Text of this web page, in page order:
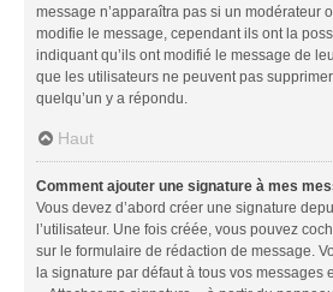
message n’apparaîtra pas si un modérateur
modifie le message, cependant ils ont la
indiquant qu’ils ont modifié le message de
que les utilisateurs ne peuvent pas
quelqu’un y a répondu.
Haut
Comment ajouter une signature à mes
Vous devez d’abord créer une signature
l’utilisateur. Une fois créée, vous pouvez
sur le formulaire de rédaction de message.
la signature par défaut à tous vos messages